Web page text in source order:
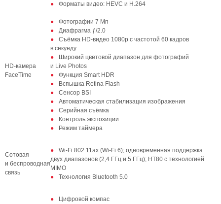
Форматы видео: HEVC и H.264
HD‑камера
FaceTime
Фотографии 7 Мп
Диафрагма ƒ/2.0
Съёмка HD‑видео 1080p с частотой 60 кадров
в секунду
Широкий цветовой диапазон для фотографий
и Live Photos
Функция Smart HDR
Вспышка Retina Flash
Сенсор BSI
Автоматическая стабилизация изображения
Серийная съёмка
Контроль экспозиции
Режим таймера
Сотовая
и беспроводная
связь
Wi‑Fi 802.11ax (Wi‑Fi 6); одновременная поддержка
двух диапазонов (2,4 ГГц и 5 ГГц); HT80 с технологией
MIMO
Технология Bluetooth 5.0
Цифровой компас